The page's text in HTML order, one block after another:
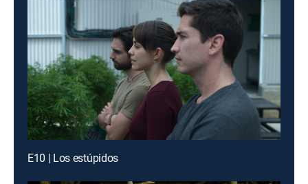
E10 | Los estúpidos